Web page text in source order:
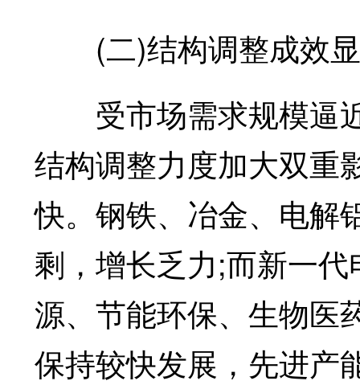
(二)结构调整成效
受市场需求规模逼
结构调整力度加大双重
快。钢铁、冶金、电解
剩，增长乏力;而新一
源、节能环保、生物医
保持较快发展，先进产